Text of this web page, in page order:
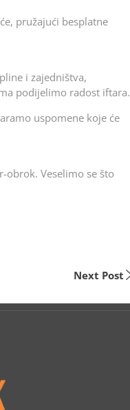
pružajući besplatne
i zajedništva,
podijelimo radost iftara.
uspomene koje će
obrok. Veselimo se što
Next Post